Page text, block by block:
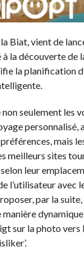
Biat, vient de
la découverte de
la planification
non seulement les
personnalisé,
mais
meilleurs sites
leur
l’utilisateur avec
par la
sur la photo vers